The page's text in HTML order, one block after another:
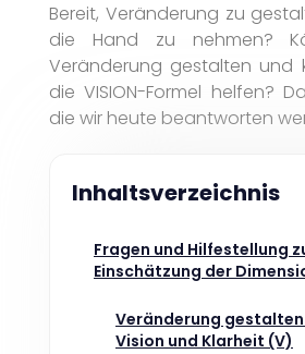
Bereit, Veränderung zu
die Hand zu nehmen?
Veränderung gestalten und
die VISION-Formel helfen?
die wir heute beantworten
Inhaltsverzeichnis
Fragen und Hilfestellung
Einschätzung der
Veränderung gestalten
Vision und Klarheit (V)